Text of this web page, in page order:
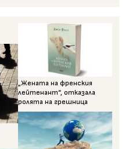
„Жената на френския
лейтенант“, отказала
ролята на грешница